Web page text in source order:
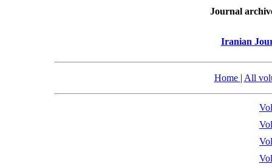
Journal
Iranian
Home | All